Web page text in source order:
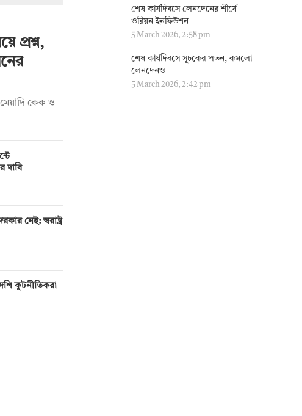
প্রশ্ন,
মেয়াদি কেক ও
দাবি
নেই: স্বরাষ্ট্র
কূটনীতিকরা
শেষ কার্যদিবসে লেনদেনের শীর্ষে
ওরিয়ন ইনফিউশন
5 March 2026, 2:58 pm
শেষ কার্যদিবসে সূচকের পতন, কমলো
লেনদেনও
5 March 2026, 2:42 pm